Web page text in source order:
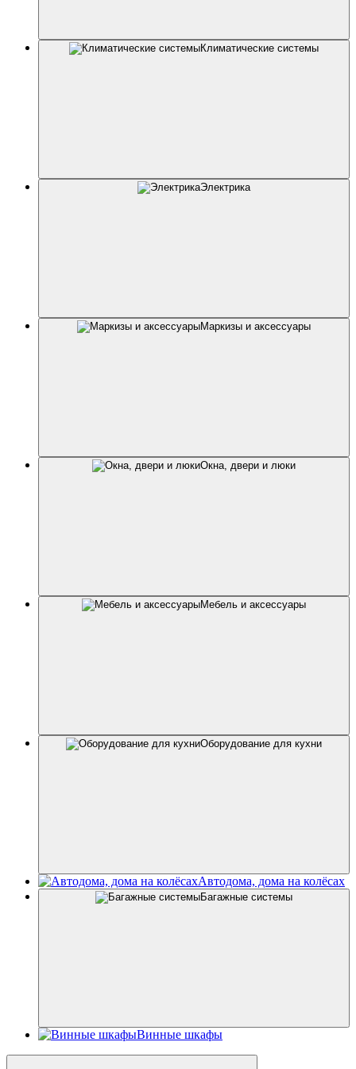
Климатические системы
Электрика
Маркизы и аксессуары
Окна, двери и люки
Мебель и аксессуары
Оборудование для кухни
Автодома, дома на колёсах
Багажные системы
Винные шкафы